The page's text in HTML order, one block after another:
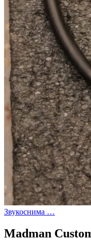
Звукоснима …
Madman